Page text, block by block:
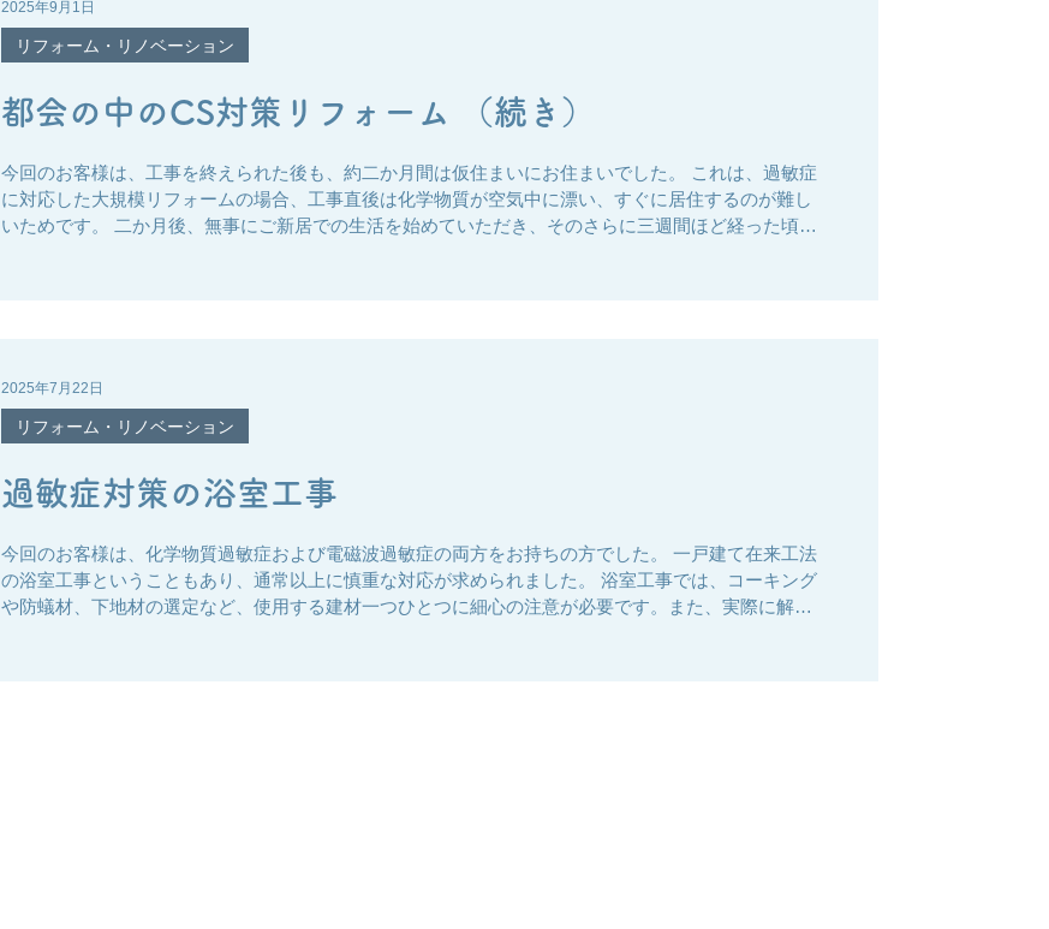
健康住宅デザイン工房では、過敏症の方への配慮を第一に考えています。 症状を抑えやすい建材を使
用 解体工事を最小限にして刺激を減らす 事前の個別相談で不安をじっくり伺う 100%症状を防げると
着いたデザインに 浴室寸法を広げて、広々とした空間へ 限られたスペースを工夫して快適なお風呂に
一人ひとりの体調やご希望に合わせ
都会の中のCS対策リフォーム （続き）
今回のお客様は、工事を終えられた後も、約二か月間は仮住まいにお住まいでした。 これは、過敏症
に対応した大規模リフォームの場合、工事直後は化学物質が空気中に漂い、すぐに居住するのが難し
いためです。 二か月後、無事にご新居での生活を始めていただき、そのさらに三週間ほど経った頃
リフォーム・リノベーション
2025年9月1日
過敏症対策の浴室工事
今回のお客様は、化学物質過敏症および電磁波過敏症の両方をお持ちの方でした。 一戸建て在来工法
の浴室工事ということもあり、通常以上に慎重な対応が求められました。 浴室工事では、コーキング
や防蟻材、下地材の選定など、使用する建材一つひとつに細心の注意が必要です。また、実際に解
リフォーム・リノベーション
2025年7月22日